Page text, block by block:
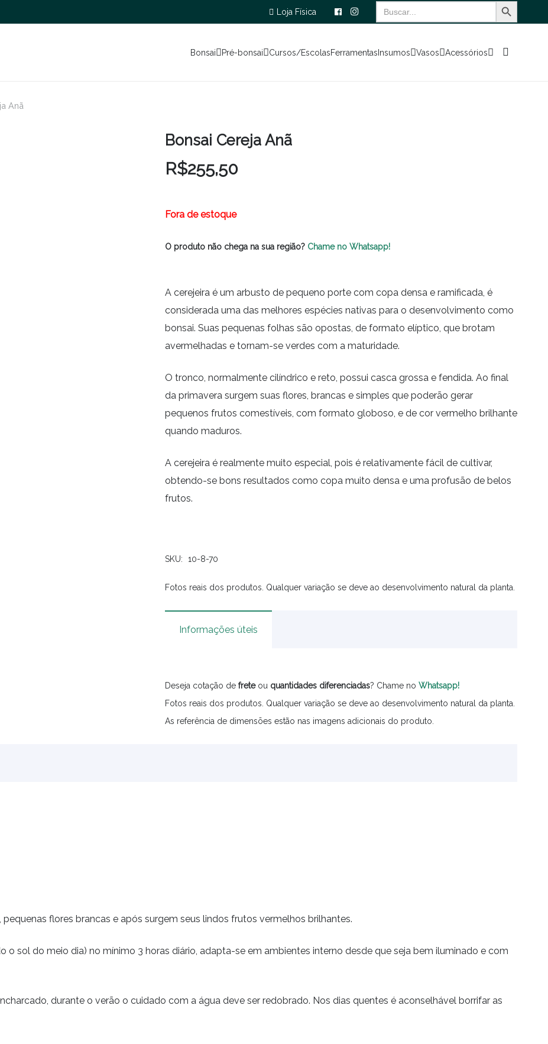
Loja Física
Search
for:
Bonsai Pré-bonsai Cursos/EscolasFerramentasInsumos Vasos Acessórios
Anã
Bonsai Cereja Anã
R$255,50
Fora de estoque
O produto não chega na sua região? Chame no Whatsapp!
A cerejeira é um arbusto de pequeno porte com copa densa e ramificada, é
considerada uma das melhores espécies nativas para o desenvolvimento como
bonsai. Suas pequenas folhas são opostas, de formato elíptico, que brotam
avermelhadas e tornam-se verdes com a maturidade.
O tronco, normalmente cilíndrico e reto, possui casca grossa e fendida. Ao final
da primavera surgem suas flores, brancas e simples que poderão gerar
pequenos frutos comestíveis, com formato globoso, e de cor vermelho brilhante
quando maduros.
A cerejeira é realmente muito especial, pois é relativamente fácil de cultivar,
obtendo-se bons resultados como copa muito densa e uma profusão de belos
frutos.
SKU: 10-8-70
Fotos reais dos produtos. Qualquer variação se deve ao desenvolvimento natural da planta.
Informações úteis
Deseja cotação de freteou quantidades diferenciadas? Chame no Whatsapp!
Fotos reais dos produtos. Qualquer variação se deve ao desenvolvimento natural da planta.
As referência de dimensões estão nas imagens adicionais do produto.
flores brancas e após surgem seus lindos frutos vermelhos brilhantes.
o sol do meio dia) no mínimo 3 horas diário, adapta-se em ambientes interno desde que seja bem iluminado e com
durante o verão o cuidado com a água deve ser redobrado. Nos dias quentes é aconselhável borrifar as